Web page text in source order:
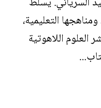
التعليمية،
العلوم اللاهوتية